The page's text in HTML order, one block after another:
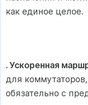
как единое целое.
. Ускоренная
для
обязательно с